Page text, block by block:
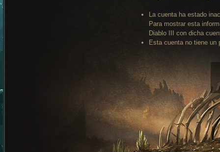
La cuenta ha estado
Para mostrar esta
Diablo III con dicha
Esta cuenta no tiene un